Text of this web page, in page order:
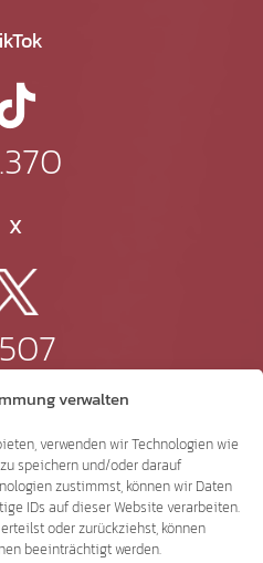
verwalten
verwenden wir Technologien wie
speichern und/oder darauf
zustimmst, können wir Daten
IDs auf dieser Website verarbeiten.
oder zurückziehst, können
beeinträchtigt werden.
X